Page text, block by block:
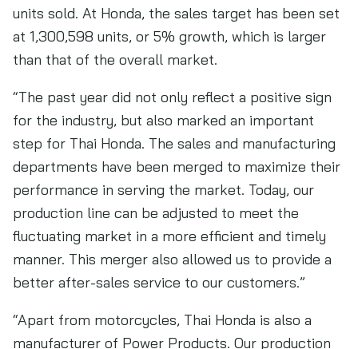
units sold. At Honda, the sales target has been set
at 1,300,598 units, or 5% growth, which is larger
than that of the overall market.
“The past year did not only reflect a positive sign
for the industry, but also marked an important
step for Thai Honda. The sales and manufacturing
departments have been merged to maximize their
performance in serving the market. Today, our
production line can be adjusted to meet the
fluctuating market in a more efficient and timely
manner. This merger also allowed us to provide a
better after-sales service to our customers.”
“Apart from motorcycles, Thai Honda is also a
manufacturer of Power Products. Our production